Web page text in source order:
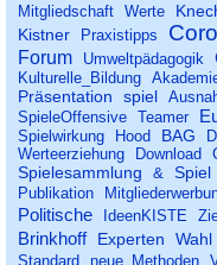
Mitgliedschaft Werte
Kistner
Praxistipps
Forum Umweltpädagogik
Kulturelle_Bildung
Präsentation spiel
SpieleOffensive Teamer
Spielwirkung
Hood BAG
Werteerziehung
Download
Spielesammlung & Spiel
Publikation
Politische IdeenKISTE
Brinkhoff Experten Wahl
Standard
neue_Methoden